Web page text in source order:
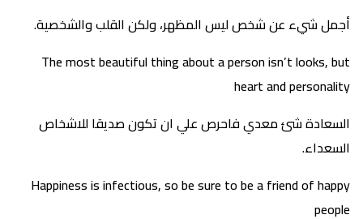
أجمل شيء عن شخص ليس المظهر، ولكن القلب والشخصية.
The most beautiful thing about a person isn’t looks, but
heart and personality
السعادة شئ معدي فاحرص علي ان تكون صديقا للاشخاص
السعداء.
Happiness is infectious, so be sure to be a friend of happy
people